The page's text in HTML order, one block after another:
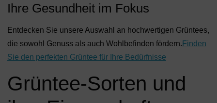
Ihre Gesundheit im Fokus
Entdecken Sie unsere Auswahl an hochwertigen Grüntees,
die sowohl Genuss als auch Wohlbefinden fördern. Finden
Sie den perfekten Grüntee für Ihre Bedürfnisse
Grüntee-Sorten und